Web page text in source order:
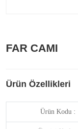
FAR CAMI
Ürün Özellikleri
Ürün Kodu :